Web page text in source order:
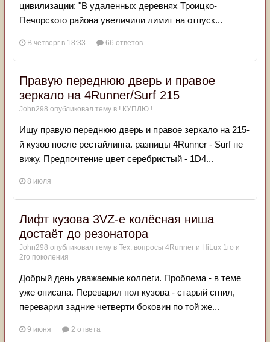
цивилизации: "В удаленных деревнях Троицко-
Печорского района увеличили лимит на отпуск...
В четверг в 18:33 66 ответов
Правую переднюю дверь и правое
зеркало на 4Runner/Surf 215
John298 опубликовал тему в ! КУПЛЮ !
Ищу правую переднюю дверь и правое зеркало на 215-
й кузов после рестайлинга. разницы 4Runner - Surf не
вижу. Предпочтение цвет серебристый - 1D4...
8 июля
Лифт кузова 3VZ-e колёсная ниша
достаёт до резонатора
John298 опубликовал тему в Тех. вопросы 4Runner и HiLux 1го и
2го поколения
Добрый день уважаемые коллеги. Проблема - в теме
уже описана. Переварил пол кузова - старый сгнил,
переварил задние четверти боковин по той же...
9 июня 2 ответа